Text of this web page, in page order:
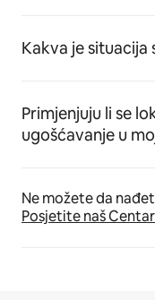
Kakva je situacija
Primjenjuju li se
ugošćavanje u
Ne možete da
Posjetite naš